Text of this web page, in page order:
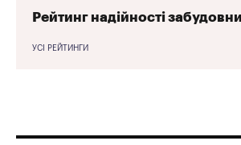
Рейтинг надійності
УСІ РЕЙТИНГИ